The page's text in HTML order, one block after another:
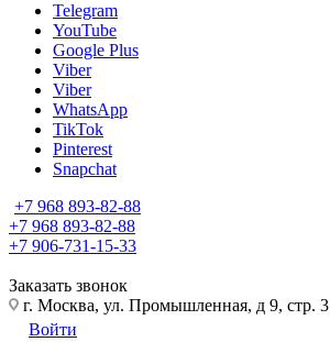
Telegram
YouTube
Google Plus
Viber
Viber
WhatsApp
TikTok
Pinterest
Snapchat
+7 968 893-82-88
+7 968 893-82-88
+7 906-731-15-33
Заказать звонок
г. Москва, ул. Промышленная, д 9, стр. 3
Войти